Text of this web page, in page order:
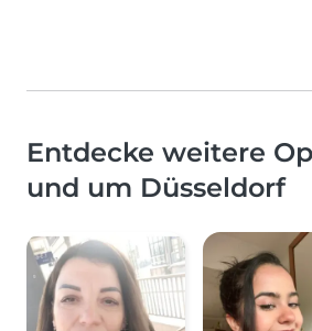
Entdecke weitere
und um Düsseldorf